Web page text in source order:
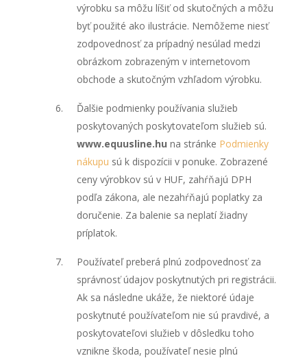
výrobku sa môžu líšiť od skutočných a môžu
byť použité ako ilustrácie. Nemôžeme niesť
zodpovednosť za prípadný nesúlad medzi
obrázkom zobrazeným v internetovom
obchode a skutočným vzhľadom výrobku.
Ďalšie podmienky používania služieb
poskytovaných poskytovateľom služieb sú.
www.equusline.hu na stránke Podmienky
nákupu sú k dispozícii v ponuke. Zobrazené
ceny výrobkov sú v HUF, zahŕňajú DPH
podľa zákona, ale nezahŕňajú poplatky za
doručenie. Za balenie sa neplatí žiadny
príplatok.
Používateľ preberá plnú zodpovednosť za
správnosť údajov poskytnutých pri registrácii.
Ak sa následne ukáže, že niektoré údaje
poskytnuté používateľom nie sú pravdivé, a
poskytovateľovi služieb v dôsledku toho
vznikne škoda, používateľ nesie plnú